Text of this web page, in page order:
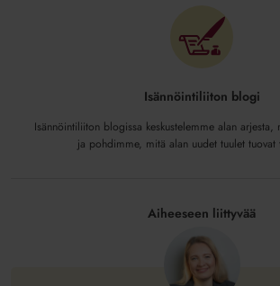
Isännöintiliiton blogi
Isännöintiliiton blogissa keskustelemme alan
ja pohdimme, mitä alan uudet tuulet tuovat
Aiheeseen liittyvää